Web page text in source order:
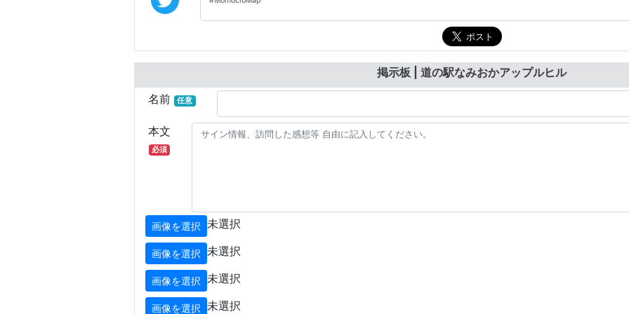
掲示板 | 道の駅なみおかアップルヒル
名前
任意
本文
必須
画像を選択 未選択
画像を選択 未選択
画像を選択 未選択
画像を選択 未選択